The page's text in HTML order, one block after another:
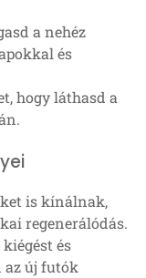
a nehéz
és
hogy láthasd a
is kínálnak,
regenerálódás.
és
az új futók